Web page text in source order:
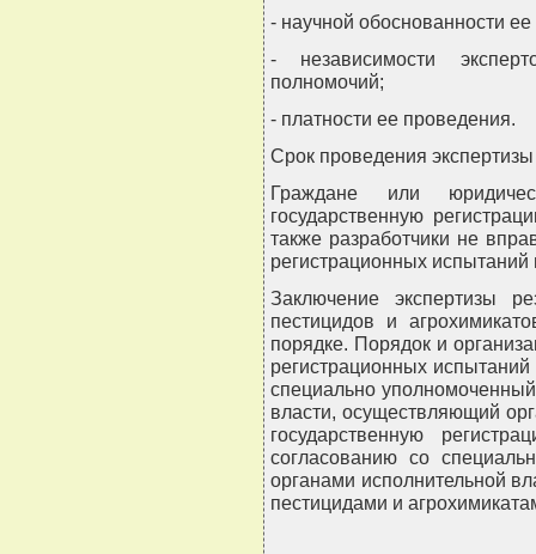
- научной обоснованности
- независимости
полномочий;
- платности ее проведения.
Срок проведения
Граждане или
государственную
также разработчики не
регистрационных испытаний
Заключение экспертизы
пестицидов и
порядке. Порядок и
регистрационных
специально
власти, осуществляющий
государственную
согласованию со
органами исполнительной
пестицидами и